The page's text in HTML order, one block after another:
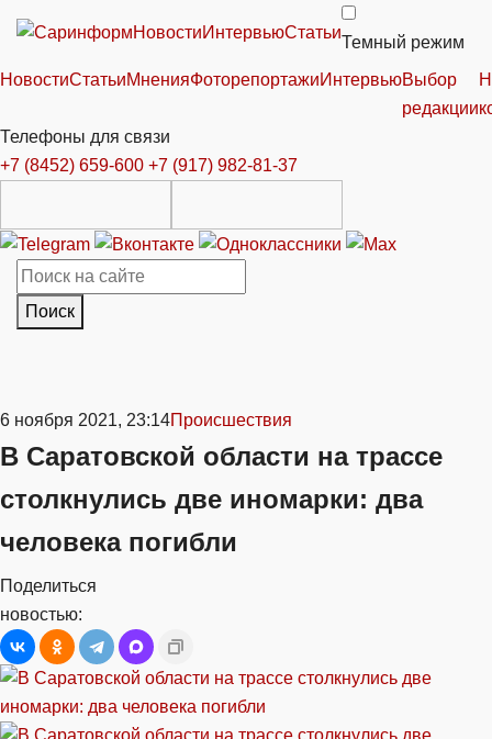
НовостиИнтервьюСтатьи
Темный режим
НовостиСтатьиМненияФоторепортажиИнтервьюВыбор
редакции
Телефоны для связи
+7 (8452) 659-600 +7 (917) 982-81-37
Поиск
6 ноября 2021, 23:14Происшествия
В Саратовской области на трассе
столкнулись две иномарки: два
человека погибли
Поделиться
новостью: